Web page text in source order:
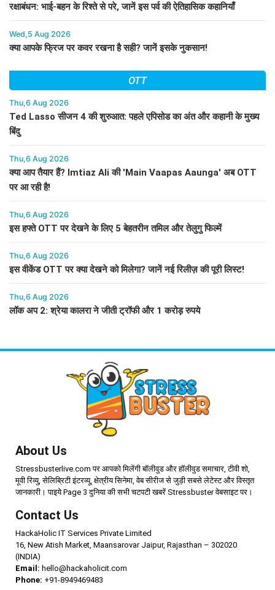
रक्षाबंधन: भाई-बहन के रिश्ते से परे, जानें इस पर्व की ऐतिहासिक कहानियाँ
Wed,5 Aug 2026
क्या आपके फ्रिज पर कवर रखना है सही? जानें इसके नुकसान!
OTT
Thu,6 Aug 2026
Ted Lasso सीजन 4 की शुरुआत: पहले एपिसोड का अंत और कहानी के मुख्य
बिंदु
Thu,6 Aug 2026
क्या आप तैयार हैं? Imtiaz Ali की 'Main Vaapas Aaunga' अब OTT
पर आ रही है!
Thu,6 Aug 2026
इस हफ्ते OTT पर देखने के लिए 5 बेहतरीन तमिल और तेलुगु फिल्में
Thu,6 Aug 2026
इस वीकेंड OTT पर क्या देखने को मिलेगा? जानें नई रिलीज़ की पूरी लिस्ट!
Thu,6 Aug 2026
लॉक अप 2: श्रेया कालरा ने जीती ट्रॉफी और 1 करोड़ रुपये
About Us
Stressbusterlive.com पर आपको मिलेंगी बॉलीवुड और हॉलीवुड समाचार, टीवी शो,
मूवी रिव्यु, सेलिब्रिटी इंटरव्यू, क्षेत्रीय सिनेमा, वेब सीरीज से जुड़ी सबसे लेटेस्ट और विस्तृत
जानकारी। पाइये Page 3 दुनिया की सभी चटपटी खबरें Stressbuster वेबसाइट पर।
Contact Us
HackaHolic IT Services Private Limited
16, New Atish Market, Maansarovar Jaipur, Rajasthan – 302020
(INDIA)
Email: hello@hackaholicit.com
Phone: +91-8949469483